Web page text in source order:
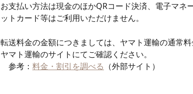
お支払い方法は現金のほかQRコード決済、電子マネ
ットカード等はご利用いただけません。
転送料金の金額につきましては、ヤマト運輸の通常
ヤマト運輸のサイトにてご確認ください。
参考： 料金・割引を調べる （外部サイト）